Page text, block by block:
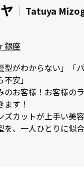
Tatuya
銀座
型がわからない」「
安」
のお客様！お客様の
ます！
ズカットが上手い美
を、一人ひとりに似